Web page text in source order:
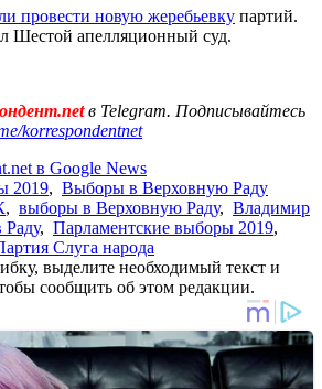
провести новую жеребьевку партий.
Шестой апелляционный суд.
в Telegram. Подписывайтесь
korrespondentnet
в Google News
2019, Выборы в Верховную Раду
, выборы в Верховную Раду, Владимир
, Парламентские выборы 2019,
Слуга народа
выделите необходимый текст и
сообщить об этом редакции.